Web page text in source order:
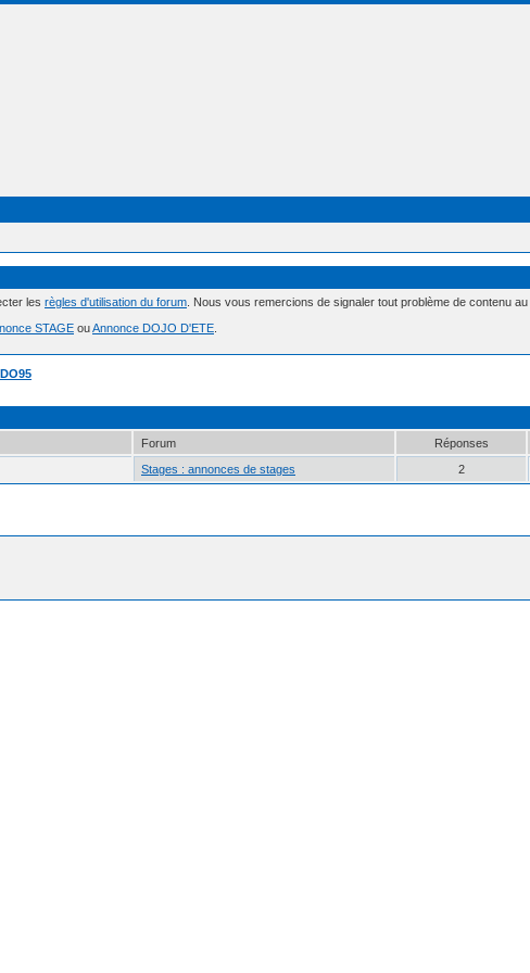
les règles d'utilisation du forum . Nous vous remercions de signaler tout problème de contenu au
STAGE ouAnnonce DOJO D'ETE
Forum Réponses
Stages : annonces de stages 2